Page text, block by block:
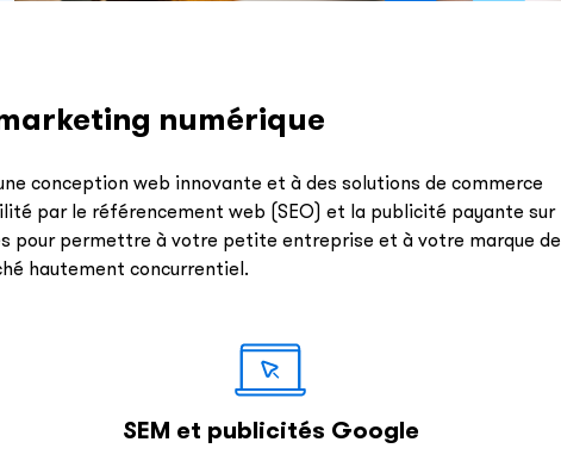
numérique
conception web innovante et à des solutions de commerce
par le référencement web (SEO) et la publicité payante sur
pour permettre à votre petite entreprise et à votre marque de
hautement concurrentiel.
SEM et publicités Google